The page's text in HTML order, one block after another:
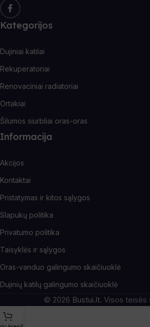
Kategorijos
Dujiniai katilai
Rekuperatoriai
Renovaciniai radiatoriai
Ortakiai
Šilumos siurbliai oras-oras
Informacija
Akcijos
Kontaktai
Pristatymas ir kitos sąlygos
Slapukų politika
Privatumo politika
Taisyklės ir sąlygos
Oras-vanduo galingumo skaičiuoklė
Dujinių katilų galingumo skaičiuoklė
© 2026 Bustui.lt. Visos teisės